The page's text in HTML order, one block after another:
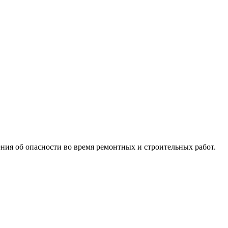
об опасности во время ремонтных и строительных работ.